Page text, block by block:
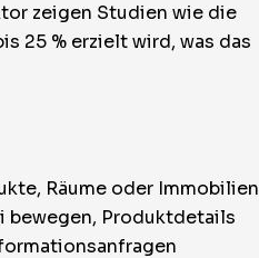
zeigen Studien wie die
25 % erzielt wird, was das
Räume oder Immobilien
bewegen, Produktdetails